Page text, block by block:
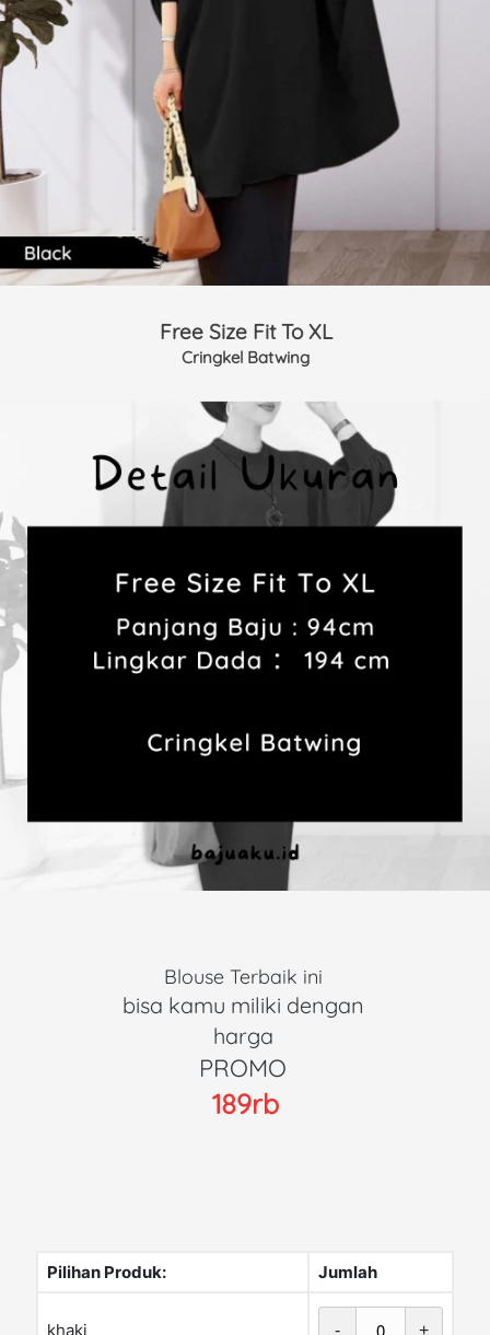
Free Size Fit To XL
Cringkel Batwing
Blouse Terbaik ini
bisa kamu miliki dengan
harga
PROMO
189rb
Pilihan Produk: Jumlah
khaki - +